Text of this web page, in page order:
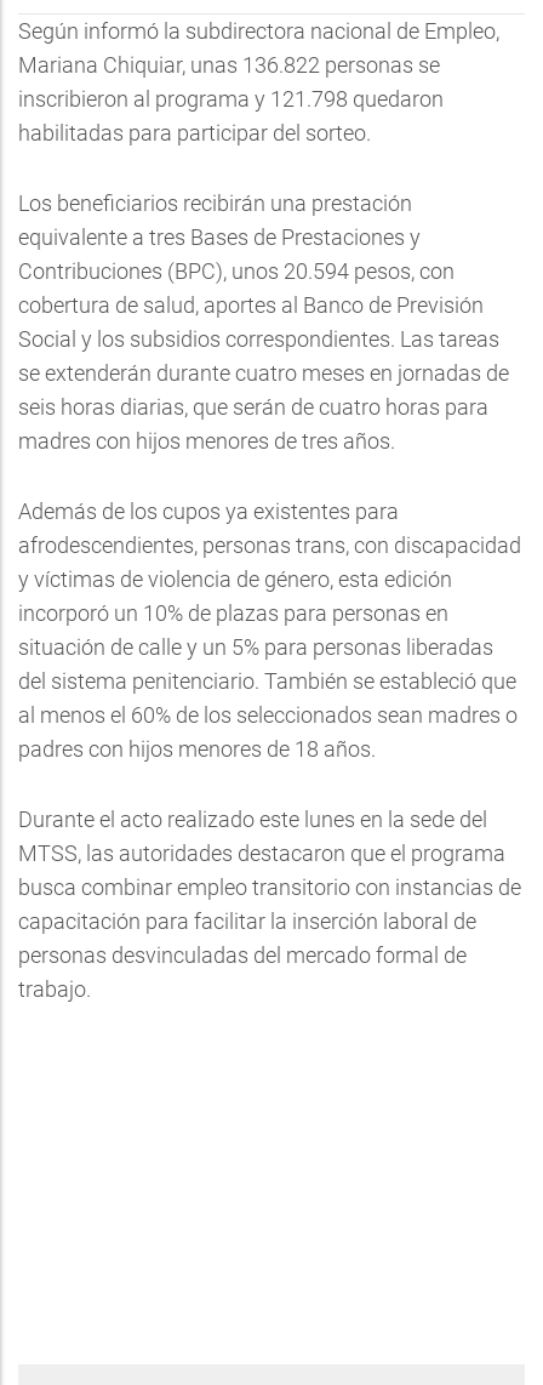
Según informó la subdirectora nacional de Empleo,
Mariana Chiquiar, unas 136.822 personas se
inscribieron al programa y 121.798 quedaron
habilitadas para participar del sorteo.
Los beneficiarios recibirán una prestación
equivalente a tres Bases de Prestaciones y
Contribuciones (BPC), unos 20.594 pesos, con
cobertura de salud, aportes al Banco de Previsión
Social y los subsidios correspondientes. Las tareas
se extenderán durante cuatro meses en jornadas de
seis horas diarias, que serán de cuatro horas para
madres con hijos menores de tres años.
Además de los cupos ya existentes para
afrodescendientes, personas trans, con discapacidad
y víctimas de violencia de género, esta edición
incorporó un 10% de plazas para personas en
situación de calle y un 5% para personas liberadas
del sistema penitenciario. También se estableció que
al menos el 60% de los seleccionados sean madres o
padres con hijos menores de 18 años.
Durante el acto realizado este lunes en la sede del
MTSS, las autoridades destacaron que el programa
busca combinar empleo transitorio con instancias de
capacitación para facilitar la inserción laboral de
personas desvinculadas del mercado formal de
trabajo.